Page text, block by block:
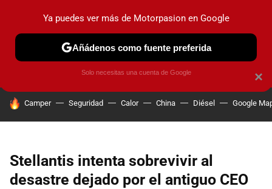
PRUEBAS COCHES ELÉCTRICOS OBSERVATORIO
HOY SE HABLA DE
Camper Seguridad Calor China Diésel Google
Stellantis intenta sobrevivir al
desastre dejado por el antiguo CEO
×
Ya puedes ver más de Motorpasion en Google
Añádenos como fuente preferida
Solo necesitas una cuenta de Google